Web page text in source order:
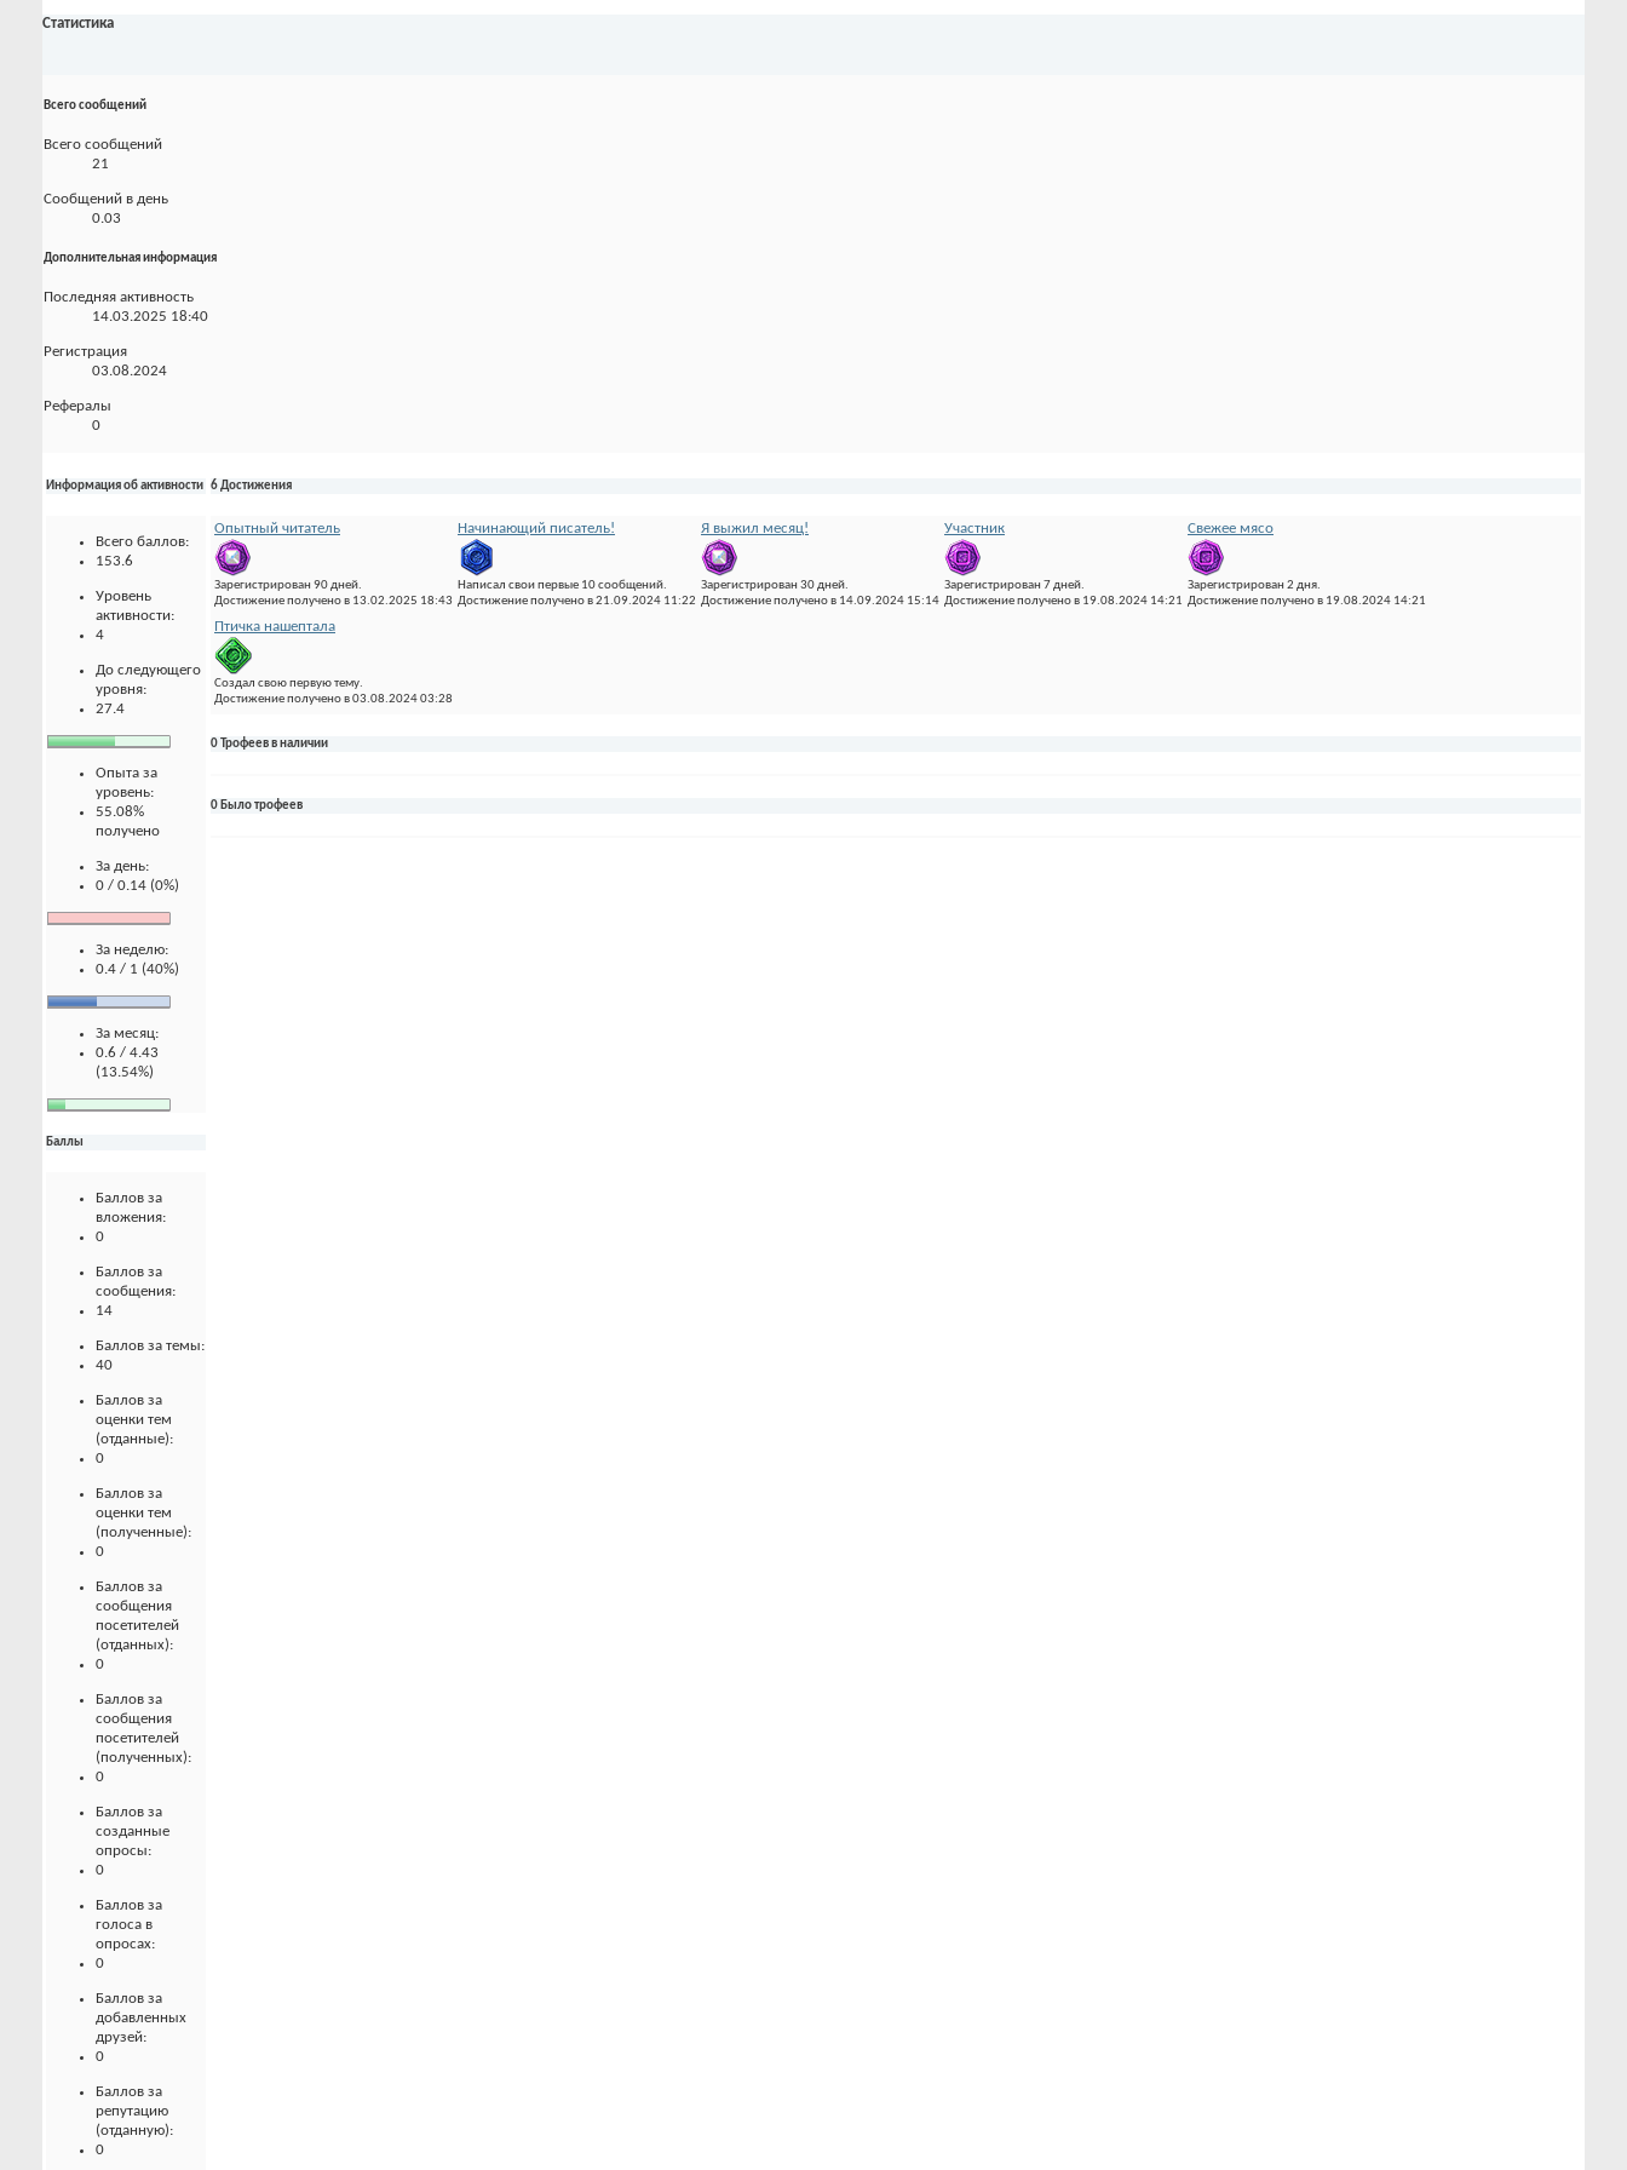
Статистика
Всего сообщений
Всего сообщений
21
Сообщений в день
0.03
Дополнительная информация
Последняя активность
14.03.2025 18:40
Регистрация
03.08.2024
Рефералы
0
Информация об активности
Всего баллов:
153.6
Уровень
активности:
4
До следующего
уровня:
27.4
Опыта за
уровень:
55.08%
получено
За день:
0 / 0.14 (0%)
За неделю:
0.4 / 1 (40%)
За месяц:
0.6 / 4.43
(13.54%)
Баллы
Баллов за
вложения:
0
Баллов за
сообщения:
14
Баллов за темы:
40
Баллов за
оценки тем
(отданные):
0
Баллов за
оценки тем
(полученные):
0
Баллов за
сообщения
посетителей
(отданных):
0
Баллов за
сообщения
посетителей
(полученных):
0
Баллов за
созданные
опросы:
0
Баллов за
голоса в
опросах:
0
Баллов за
добавленных
друзей:
0
Баллов за
репутацию
(отданную):
0
6 Достижения
Опытный читатель
Зарегистрирован 90 дней.
Достижение получено в 13.02.2025 18:43
Начинающий писатель!
Написал свои первые 10 сообщений.
Достижение получено в 21.09.2024 11:22
Я выжил месяц!
Зарегистрирован 30 дней.
Достижение получено в 14.09.2024 15:14
Участник
Зарегистрирован 7 дней.
Достижение получено в 19.08.2024 14:21
Свежее мясо
Зарегистрирован 2 дня.
Достижение получено в 19.08.2024 14:21
Птичка нашептала
Создал свою первую тему.
Достижение получено в 03.08.2024 03:28
0 Трофеев в наличии
0 Было трофеев